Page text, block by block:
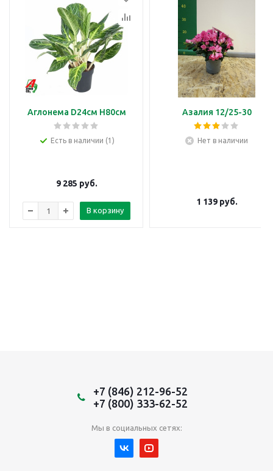
Аглонема D24см H80см
Есть в наличии (1)
9 285 руб.
В корзину
Азалия 12/25-30
Нет в наличии
1 139руб.
+7 (846) 212-96-52
+7 (800) 333-62-52
Мы в социальных сетях: